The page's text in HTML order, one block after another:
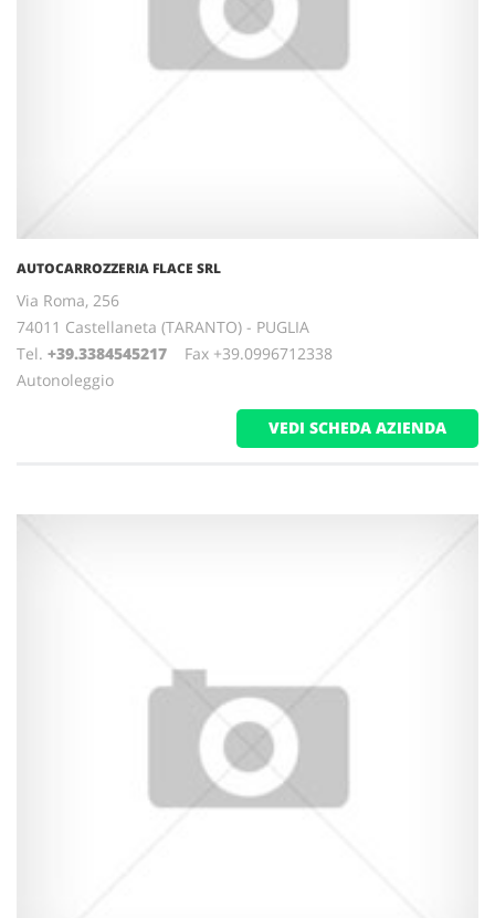
AUTOCARROZZERIA FLACE SRL
Via Roma, 256
74011 Castellaneta (TARANTO) - PUGLIA
Tel. +39.3384545217 Fax +39.0996712338
Autonoleggio
VEDI SCHEDA AZIENDA